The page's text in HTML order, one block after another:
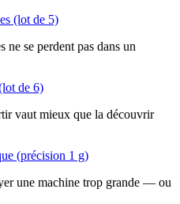
(lot de 5)
ne se perdent pas dans un
de 6)
vaut mieux que la découvrir
(précision 1 g)
une machine trop grande — ou